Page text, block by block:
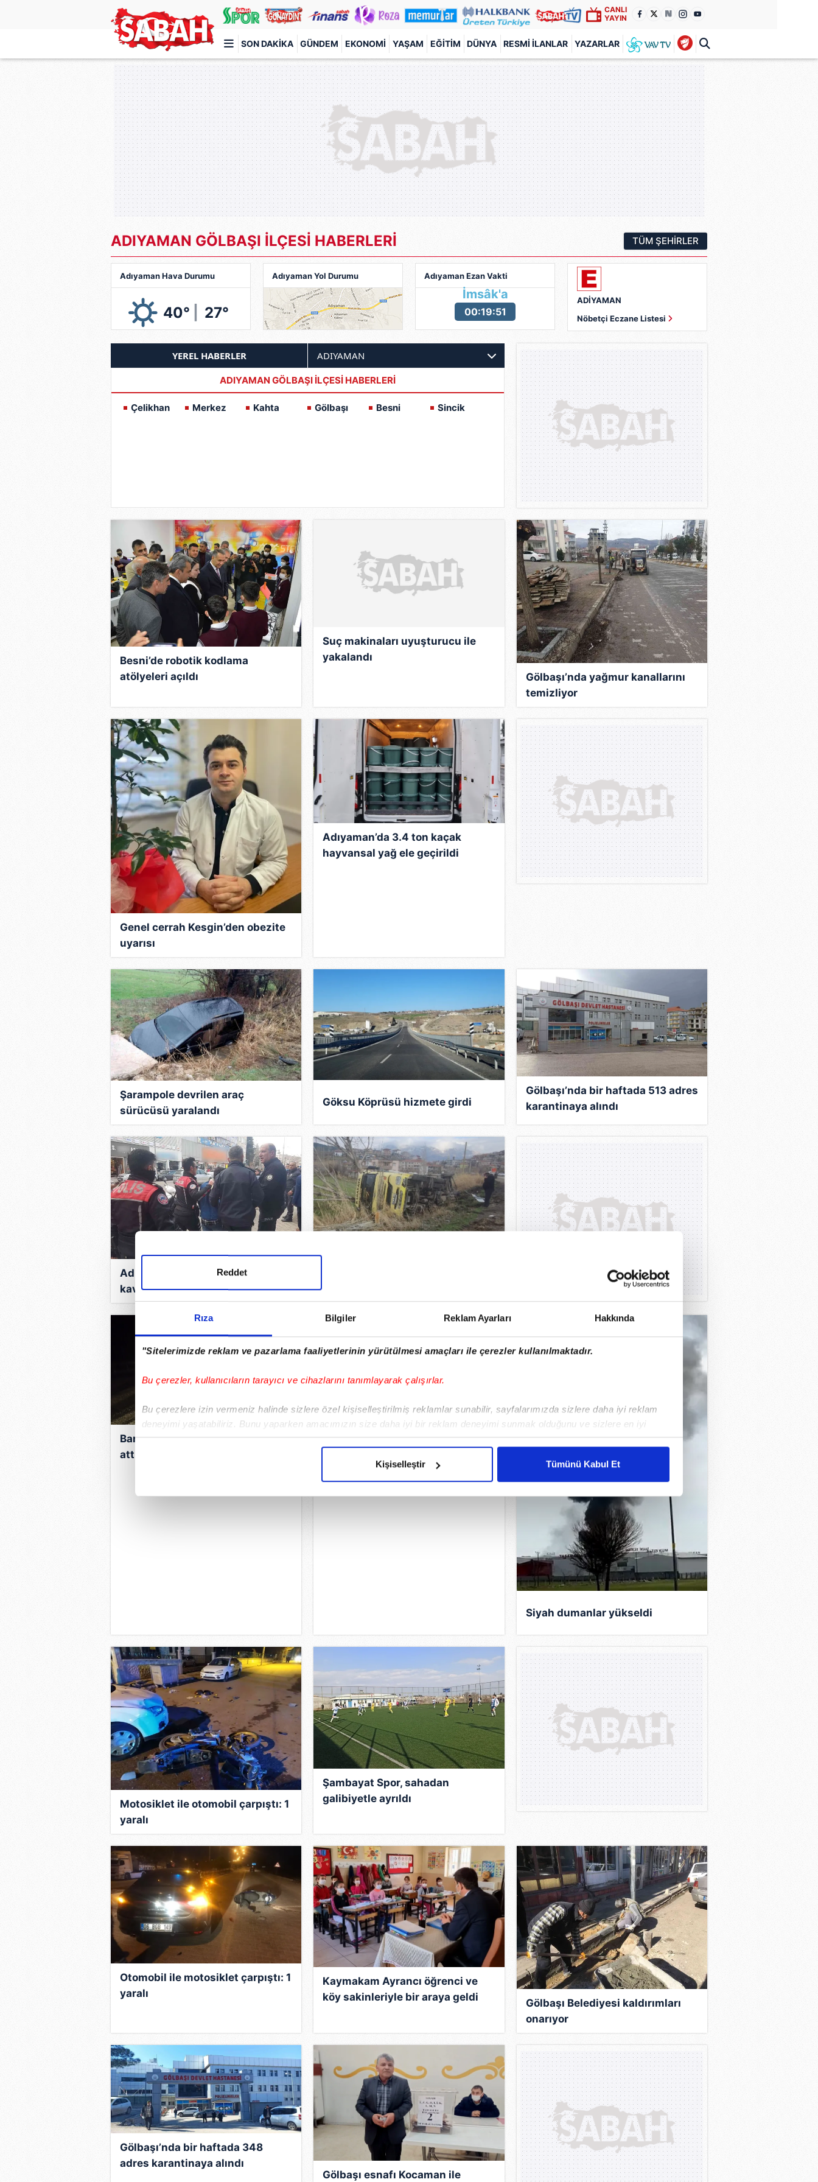
Rıza Bilgiler Reklam Ayarları Hakkında
"Sitelerimizde reklam ve pazarlama faaliyetlerinin yürütülmesi amaçları ile çerezler kullanılmaktadır.
Bu çerezler, kullanıcıların tarayıcı ve cihazlarını tanımlayarak çalışırlar.
Bu çerezlere izin vermeniz halinde sizlere özel kişiselleştirilmiş reklamlar sunabilir, sayfalarımızda sizlere daha iyi reklam
deneyimi yaşatabiliriz. Bunu yaparken amacımızın size daha iyi bir reklam deneyimi sunmak olduğunu ve sizlere en iyi
içerikleri sunabilmek adına elimizden gelen çabayı gösterdiğimizi ve bu noktada, reklamların maliyetlerimizi karşılamak
Her halükârda, kullanıcılar, bu çerezlere izin vermedikleri takdirde, kullanıcılara hedefli reklamlar gösterilmeyecektir."
Sizlere daha iyi bir hizmet sunabilmek için İnternet Sitemizde kendimize ve üçüncü kişilere ait çerezler kullanılmaktadır. Bu
çerezler vasıtasıyla çeşitli kişisel verileriniz işlenmekte olup gerekli olan çerezler bilgi toplumu hizmetlerinin sunulması
amacıyla kullanılmaktadır. Diğer çerezler, sitemizin daha işlevsel kılınması ve kişiselleştirilmesi ve sizlere yönelik
reklam/pazarlama faaliyetlerinin yapılması, amaçlarıyla sınırlı olarak açık rızanız dahilinde kullanılacaktır.
Çerezlere ilişkin tercihlerinizi aşağıda yer alan panel vasıtasıyla belirleyebilirsiniz. Çerezlere ilişkin detaylı bilgi için Ayarlar
Reddet
Kişiselleştir Tümünü Kabul Et
CANLI
YAYIN
SON DAKIKA GÜNDEM EKONOMI YAŞAM EĞITIM DÜNYA RESMI İLANLAR YAZARLAR
Türkiye'nin en iyi haber sitesi
ADIYAMAN GÖLBAŞI İLÇESİ HABERLERİ TÜM ŞEHIRLER
Adıyaman Hava Durumu
40° 27°
Adıyaman Yol Durumu Adıyaman Ezan Vakti
İmsâk'a
00:19:49
ADİYAMAN
Nöbetçi Eczane Listesi
YEREL HABERLER
ADIYAMAN GÖLBAŞI İLÇESİ HABERLERİ
Çelikhan Merkez Kahta Gölbaşı Besni Sincik
Besni’de robotik kodlama
atölyeleri açıldı
Suç makinaları uyuşturucu ile
yakalandı
Gölbaşı’nda yağmur kanallarını
temizliyor
Genel cerrah Kesgin’den obezite
uyarısı
Adıyaman’da 3.4 ton kaçak
hayvansal yağ ele geçirildi
Şarampole devrilen araç
sürücüsü yaralandı
Göksu Köprüsü hizmete girdi
Gölbaşı’nda bir haftada 513 adres
karantinaya alındı
Adıyaman’da, iki grup arasında
kavga
Bariyerlere çarpan otomobil takla
attı: 1 ölü, 5 yaralı
Devrilen ATV’nin altında kalan
Siyah dumanlar yükseldi
Motosiklet ile otomobil çarpıştı: 1
yaralı
Şambayat Spor, sahadan
galibiyetle ayrıldı
Otomobil ile motosiklet çarpıştı: 1
yaralı
Kaymakam Ayrancı öğrenci ve
köy sakinleriyle bir araya geldi
Gölbaşı Belediyesi kaldırımları
onarıyor
Gölbaşı’nda bir haftada 348
adres karantinaya alındı
Gölbaşı esnafı Kocaman ile